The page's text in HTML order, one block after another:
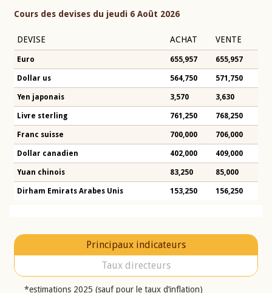
Cours des devises du jeudi 6 Août 2026
DEVISE ACHAT VENTE
Euro 655,957 655,957
Dollar us 564,750 571,750
Yen japonais 3,570 3,630
Livre sterling 761,250 768,250
Franc suisse 700,000 706,000
Dollar canadien 402,000 409,000
Yuan chinois 83,250 85,000
Dirham Emirats Arabes Unis 153,250 156,250
Principaux indicateurs
Taux directeurs
*estimations 2025 (sauf pour le taux d’inflation)